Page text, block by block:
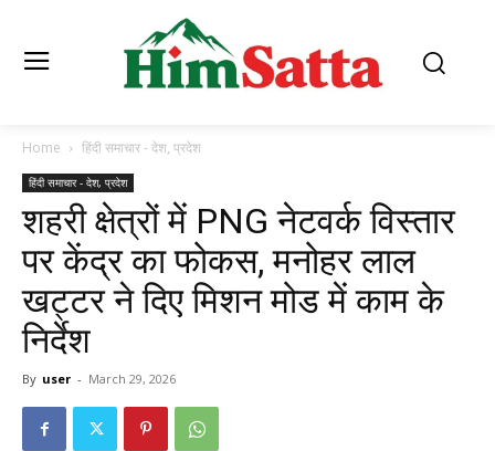
Home हिंदी समाचार - देश, प्रदेश
हिंदी समाचार - देश, प्रदेश
शहरी क्षेत्रों में PNG नेटवर्क विस्तार
पर केंद्र का फोकस, मनोहर लाल
खट्टर ने दिए मिशन मोड में काम के
निर्देश
By user - March 29, 2026